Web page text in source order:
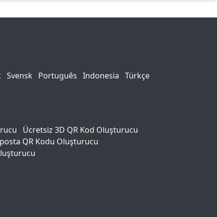
Svensk Português Indonesia Türkçe
Ücretsiz 3D QR Kod Oluşturucu
QR Kodu Oluşturucu